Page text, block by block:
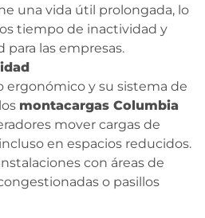
una vida útil prolongada, lo
tiempo de inactividad y
las empresas.
ergonómico y su sistema de
montacargas Columbia
mover cargas de
en espacios reducidos.
con áreas de
o pasillos